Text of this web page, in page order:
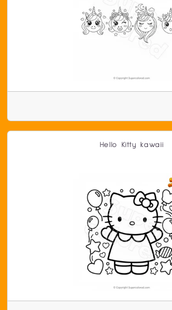
Hello Kitty kawaii